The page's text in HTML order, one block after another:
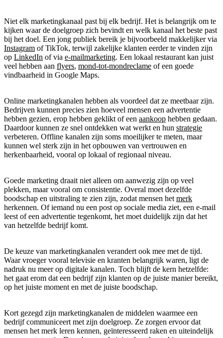
Niet elk marketingkanaal past bij elk bedrijf. Het is belangrijk om te
kijken waar de doelgroep zich bevindt en welk kanaal het beste past
bij het doel. Een jong publiek bereik je bijvoorbeeld makkelijker via
Instagram of TikTok, terwijl zakelijke klanten eerder te vinden zijn
op LinkedIn of via e-mailmarketing. Een lokaal restaurant kan juist
veel hebben aan flyers, mond-tot-mondreclame of een goede
vindbaarheid in Google Maps.
Online marketingkanalen hebben als voordeel dat ze meetbaar zijn.
Bedrijven kunnen precies zien hoeveel mensen een advertentie
hebben gezien, erop hebben geklikt of een aankoop hebben gedaan.
Daardoor kunnen ze snel ontdekken wat werkt en hun strategie
verbeteren. Offline kanalen zijn soms moeilijker te meten, maar
kunnen wel sterk zijn in het opbouwen van vertrouwen en
herkenbaarheid, vooral op lokaal of regionaal niveau.
Goede marketing draait niet alleen om aanwezig zijn op veel
plekken, maar vooral om consistentie. Overal moet dezelfde
boodschap en uitstraling te zien zijn, zodat mensen het merk
herkennen. Of iemand nu een post op sociale media ziet, een e-mail
leest of een advertentie tegenkomt, het moet duidelijk zijn dat het
van hetzelfde bedrijf komt.
De keuze van marketingkanalen verandert ook mee met de tijd.
Waar vroeger vooral televisie en kranten belangrijk waren, ligt de
nadruk nu meer op digitale kanalen. Toch blijft de kern hetzelfde:
het gaat erom dat een bedrijf zijn klanten op de juiste manier bereikt,
op het juiste moment en met de juiste boodschap.
Kort gezegd zijn marketingkanalen de middelen waarmee een
bedrijf communiceert met zijn doelgroep. Ze zorgen ervoor dat
mensen het merk leren kennen, geïnteresseerd raken en uiteindelijk